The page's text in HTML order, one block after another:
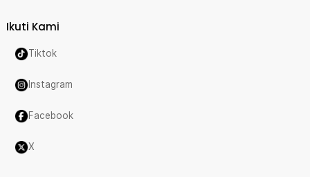
Ikuti Kami
Tiktok
Instagram
Facebook
X